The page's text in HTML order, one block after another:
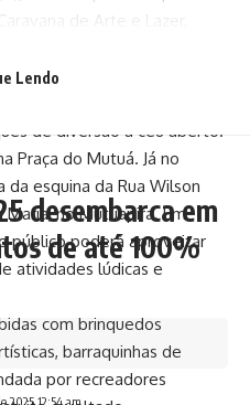
de Arte e Lazer,
de Artes Esporte e
de diversão a céu aberto.
Praça do Mutuá. Já no
esquina da Rua Wilson
Maria, no Mutuapira. Em
público poderá aproveitar
atividades lúdicas e
com brinquedos
barraquinhas de
por recreadores
Lendo
desembarca em
de até 100%